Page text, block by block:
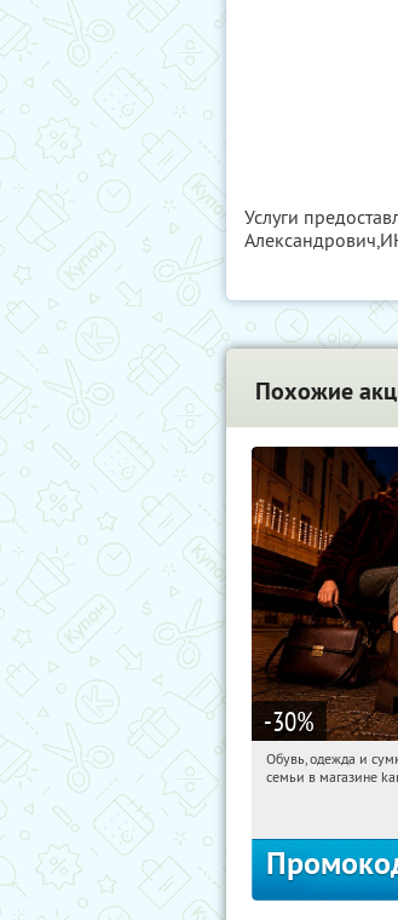
Услуги
Александрович,
Похожие
-30%
17:51:00
Обувь, одежда и
семьи в магазине